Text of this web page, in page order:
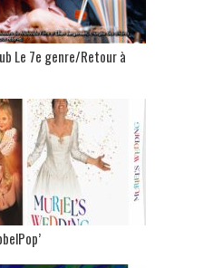
Le 7e genre/Retour à